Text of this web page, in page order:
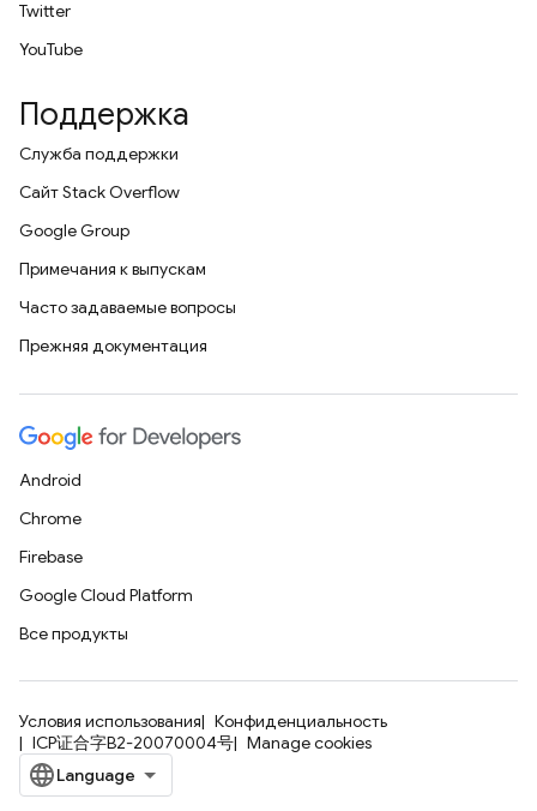
Twitter
YouTube
Поддержка
Служба поддержки
Сайт Stack Overflow
Google Group
Примечания к выпускам
Часто задаваемые вопросы
Прежняя документация
Android
Chrome
Firebase
Google Cloud Platform
Все продукты
Условия использования
Конфиденциальность
ICP证合字B2-20070004号
Manage cookies